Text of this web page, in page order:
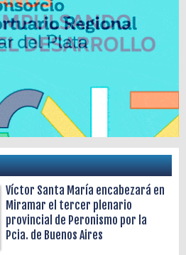
Víctor Santa María encabezará en
Miramar el tercer plenario
provincial de Peronismo por la
Pcia. de Buenos Aires